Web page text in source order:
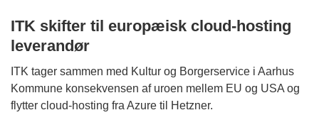
ITK skifter til europæisk cloud-hosting
leverandør
ITK tager sammen med Kultur og Borgerservice i Aarhus
Kommune konsekvensen af uroen mellem EU og USA og
flytter cloud-hosting fra Azure til Hetzner.